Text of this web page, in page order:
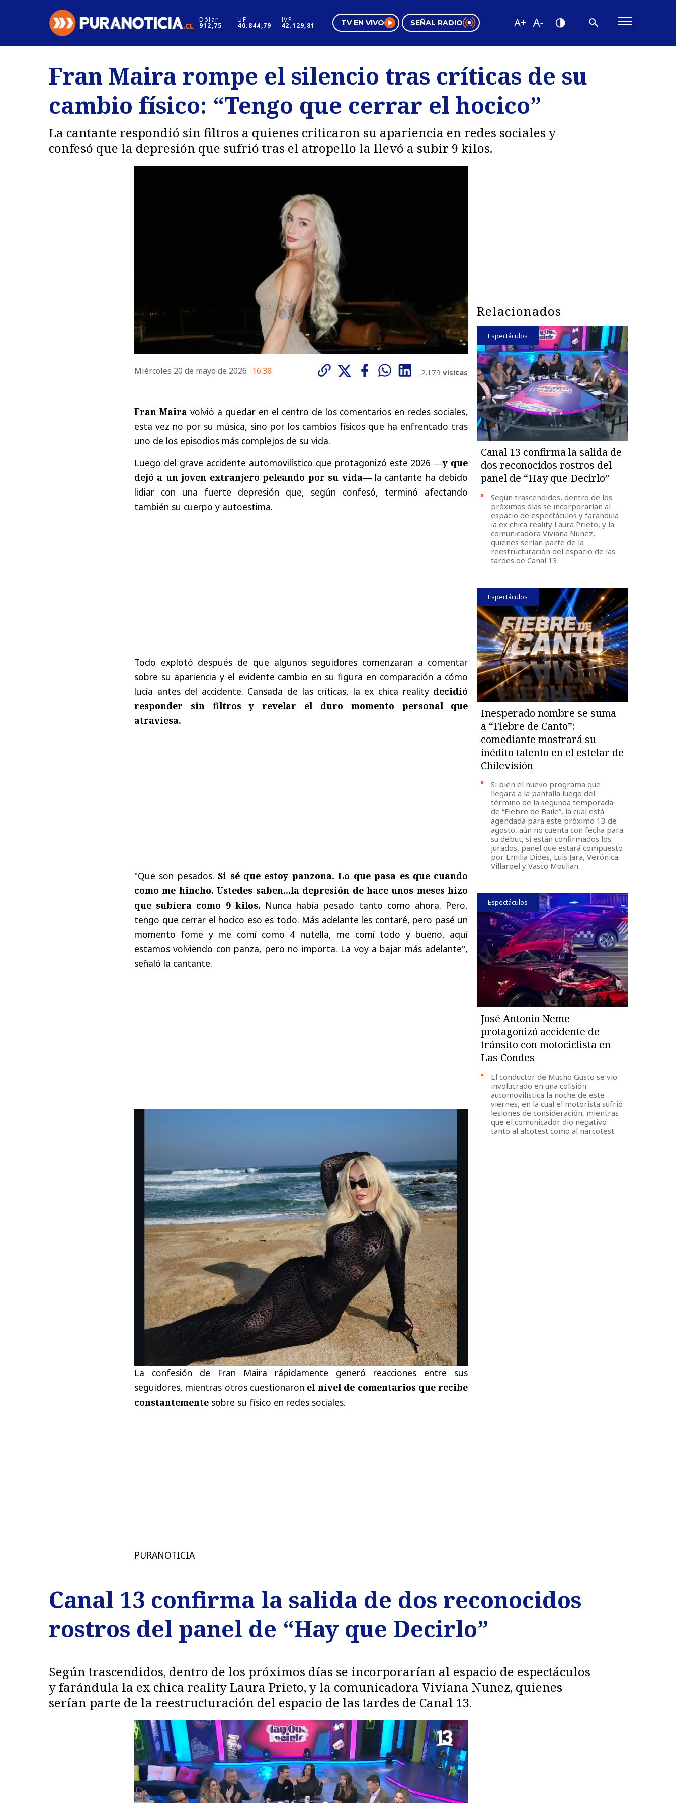
Dólar:
912,75
UF:
40.844,79
IVP:
42.129,81 TV EN VIVO SEÑAL RADIO
Regiones
Deportes
Internacional
Motores
Negocios
Pura Mujer
Tendencias
Videos
Fran Maira rompe el silencio tras críticas de su
cambio físico: “Tengo que cerrar el hocico”
La cantante respondió sin filtros a quienes criticaron su apariencia en redes sociales y
confesó que la depresión que sufrió tras el atropello la llevó a subir 9 kilos.
Miércoles 20 de mayo de 2026 16:38 2.179 visitas
Fran Mairavolvió a quedar en el centro de los comentarios en redes sociales,
esta vez no por su música, sino por los cambios físicos que ha enfrentado tras
uno de los episodios más complejos de su vida.
Luego del grave accidente automovilístico que protagonizó este 2026—y que
dejó a un joven extranjero peleando por su vida—la cantante ha debido
lidiar con una fuerte depresión que, según confesó, terminó afectando
también su cuerpo y autoestima.
Todo explotó después de que algunos seguidores comenzaran a comentar
sobre su apariencia y el evidente cambio en su figura en comparación a cómo
lucía antes del accidente. Cansada de las críticas, la ex chica realitydecidió
responder sin filtros y revelar el duro momento personal que
atraviesa.
"Que son pesados.Si sé que estoy panzona. Lo que pasa es que cuando
como me hincho. Ustedes saben...la depresión de hace unos meses hizo
que subiera como 9 kilos. Nunca había pesado tanto como ahora. Pero,
tengo que cerrar el hocico eso es todo. Más adelante les contaré, pero pasé un
momento fome y me comí como 4 nutella, me comí todo y bueno, aquí
estamos volviendo con panza, pero no importa. La voy a bajar más adelante",
señaló la cantante.
La confesión de Fran Maira rápidamente generó reacciones entre sus
seguidores, mientras otros cuestionaron el nivel de comentarios que recibe
constantemente sobre su físico en redes sociales.
PURANOTICIA
Relacionados
Espectáculos
Canal 13 confirma la salida de
dos reconocidos rostros del
panel de “Hay que Decirlo”
Según trascendidos, dentro de los
próximos días se incorporarían al
espacio de espectáculos y farándula
la ex chica reality Laura Prieto, y la
comunicadora Viviana Nunez,
quienes serían parte de la
reestructuración del espacio de las
tardes de Canal 13.
Espectáculos
Inesperado nombre se suma
a “Fiebre de Canto”:
comediante mostrará su
inédito talento en el estelar de
Chilevisión
Si bien el nuevo programa que
llegará a la pantalla luego del
término de la segunda temporada
de “Fiebre de Baile”, la cual está
agendada para este próximo 13 de
agosto, aún no cuenta con fecha para
su debut, si están confirmados los
jurados, panel que estará compuesto
por Emilia Dides, Luis Jara, Verónica
Villaroel y Vasco Moulian.
Espectáculos
José Antonio Neme
protagonizó accidente de
tránsito con motociclista en
Las Condes
El conductor de Mucho Gusto se vio
involucrado en una colisión
automovilística la noche de este
viernes, en la cual el motorista sufrió
lesiones de consideración, mientras
que el comunicador dio negativo
tanto al alcotest como al narcotest.
Canal 13 confirma la salida de dos reconocidos
rostros del panel de “Hay que Decirlo”
Según trascendidos, dentro de los próximos días se incorporarían al espacio de espectáculos
y farándula la ex chica reality Laura Prieto, y la comunicadora Viviana Nunez, quienes
serían parte de la reestructuración del espacio de las tardes de Canal 13.